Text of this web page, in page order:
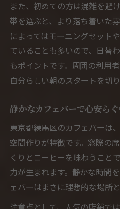
また、初めての方は混雑を避
帯を選ぶと、より落ち着いた
によってはモーニングセット
ていることも多いので、日替
もポイントです。周囲の利用
自分らしい朝のスタートを切り
静かなカフェバーで心安ら
東京都練馬区のカフェバーは
空間作りが特徴です。窓際の
くりとコーヒーを味わうこと
力が生まれます。静かな時間
ェバーはまさに理想的な場所
注意点として、人気の店舗で